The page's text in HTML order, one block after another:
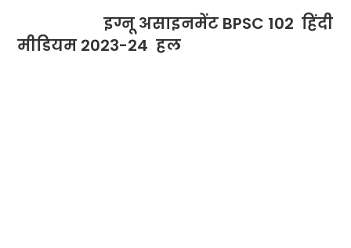
इग्नू असाइनमेंट BPSC 102 हिंदी
मीडियम 2023-24 हल